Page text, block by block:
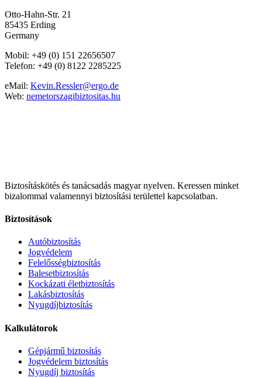
Otto-Hahn-Str. 21
85435 Erding
Germany
Mobil: +49 (0) 151 22656507
Telefon: +49 (0) 8122 2285225
eMail: Kevin.Ressler@ergo.de
Web: nemetorszagibiztositas.hu
Biztosításkötés és tanácsadás magyar nyelven. Keressen minket
bizalommal valamennyi biztosítási területtel kapcsolatban.
Biztosítások
Autóbiztosítás
Jogvédelem
Felelősségbiztosítás
Balesetbiztosítás
Kockázati életbiztosítás
Lakásbiztosítás
Nyugdíjbiztosítás
Kalkulátorok
Gépjármű biztosítás
Jogvédelem biztosítás
Nyugdíj biztosítás